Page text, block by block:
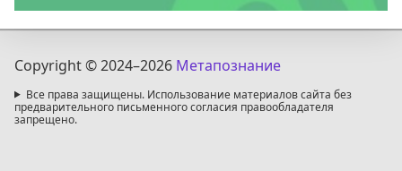
Copyright © 2024–2026 Метапознание
Все права защищены. Использование материалов сайта без
предварительного письменного согласия правообладателя
запрещено.